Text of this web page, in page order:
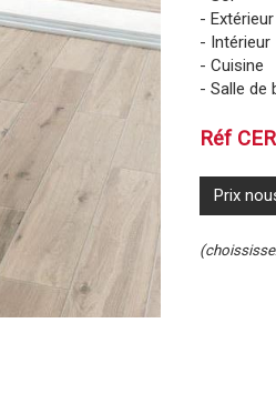
- Extérieur
- Intérieur
- Cuisine
- Salle de
Réf
Prix